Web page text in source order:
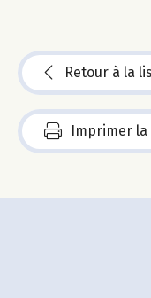
Retour à la
Imprimer